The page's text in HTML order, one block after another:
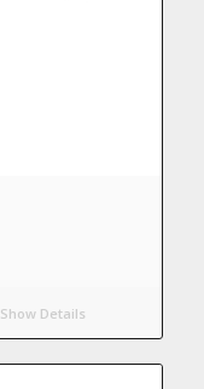
Show Details